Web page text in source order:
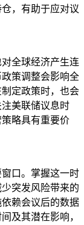
，有助于应对议
全球经济产生连
策调整会影响全
定政策时，也会
美联储议息时
略具有重要价
口。掌握这一时
突发风险带来的
赖会议后的数据
及其潜在影响，